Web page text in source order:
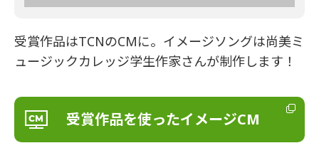
受賞作品はTCNのCMに。イメージソングは尚美ミ
ュージックカレッジ学生作家さんが制作します！
受賞作品を使ったイメージCM